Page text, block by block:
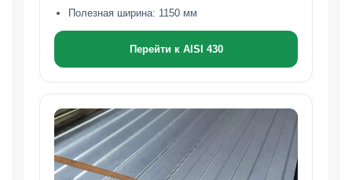
Полезная ширина: 1150 мм
Перейти к AISI 430